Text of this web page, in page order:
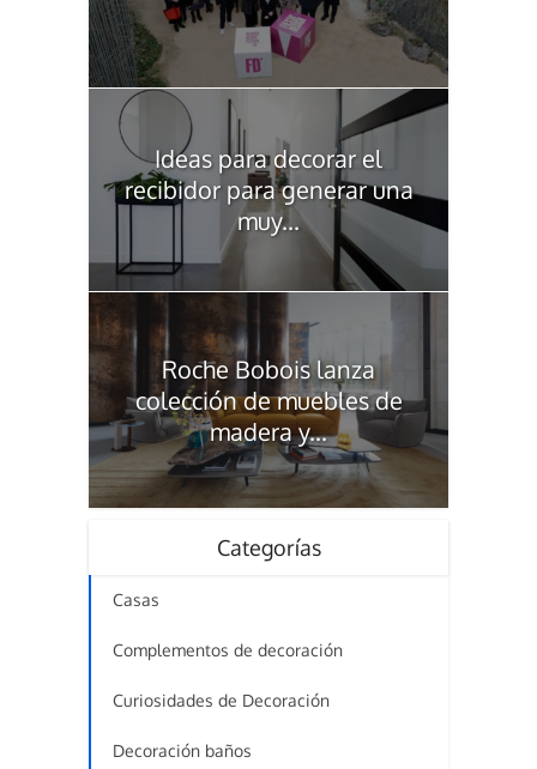
Ideas para decorar el
recibidor para generar una
muy...
Roche Bobois lanza
colección de muebles de
madera y...
Categorías
Casas
Complementos de decoración
Curiosidades de Decoración
Decoración baños